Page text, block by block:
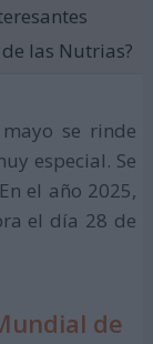
las Nutrias?
se rinde
especial. Se
el año 2025,
el día 28 de
de